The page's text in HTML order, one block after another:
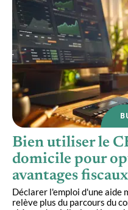
Bien utiliser le
domicile pour
avantages fiscaux
Déclarer l'emploi d'une aide
relève plus du parcours du